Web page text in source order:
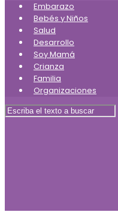
Embarazo
Bebés y Niños
Salud
Desarrollo
Soy Mamá
Crianza
Familia
Organizaciones